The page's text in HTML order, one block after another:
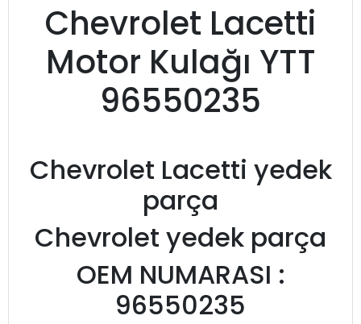
Chevrolet Lacetti
Motor Kulağı YTT
96550235
Chevrolet Lacetti yedek
parça
Chevrolet yedek parça
OEM NUMARASI :
96550235